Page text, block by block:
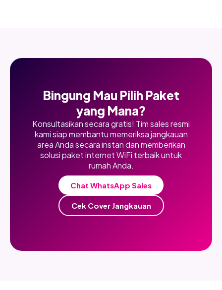
Bingung Mau Pilih Paket
yang Mana?
Konsultasikan secara gratis! Tim sales resmi
kami siap membantu memeriksa jangkauan
area Anda secara instan dan memberikan
solusi paket internet WiFi terbaik untuk
rumah Anda.
Chat WhatsApp Sales
Cek Cover Jangkauan